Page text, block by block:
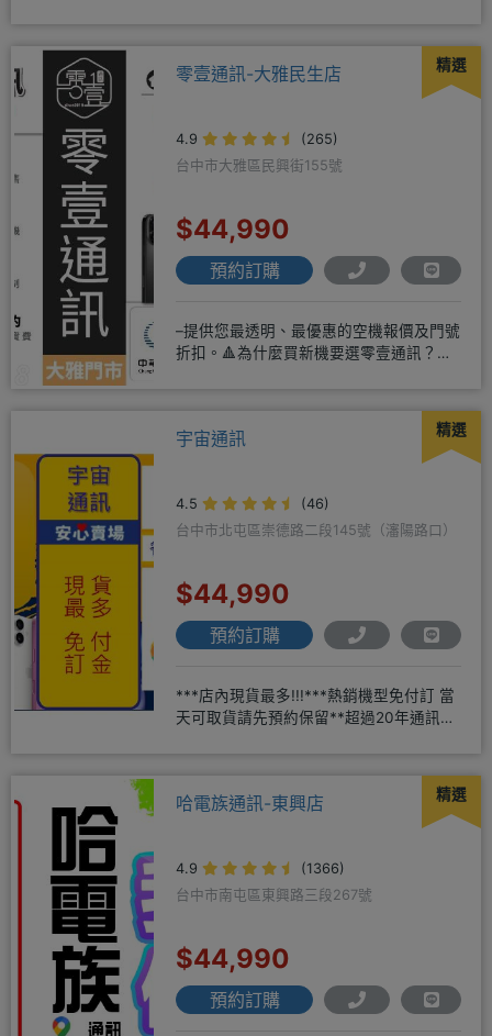
精選
零壹通訊-大雅民生店
4.9
(265)
台中市大雅區民興街155號
$44,990
預約訂購
–提供您最透明、最優惠的空機報價及門號
折扣。🔺為什麼買新機要選零壹通訊？
精選
宇宙通訊
4.5
(46)
台中市北屯區崇德路二段145號（瀋陽路口）
$44,990
預約訂購
***店內現貨最多!!!***熱銷機型免付訂 當
天可取貨請先預約保留**超過20年通訊經
精選
哈電族通訊-東興店
4.9
(1366)
台中市南屯區東興路三段267號
$44,990
預約訂購